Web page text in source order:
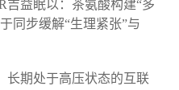
吉益眠以：茶氨酸构建“多
同步缓解“生理紧张”与
长期处于高压状态的互联